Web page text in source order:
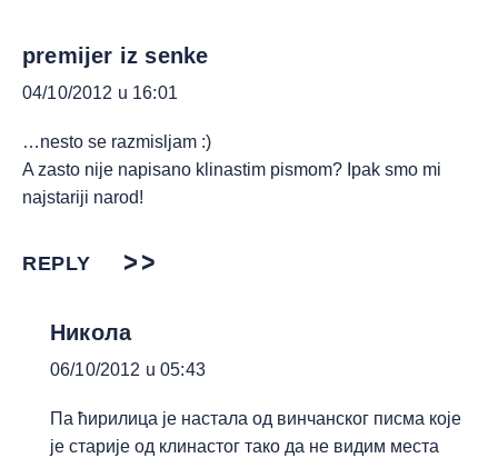
premijer iz senke
04/10/2012 u 16:01
…nesto se razmisljam :)
A zasto nije napisano klinastim pismom? Ipak smo mi
najstariji narod!
REPLY
Никола
06/10/2012 u 05:43
Па ћирилица је настала од винчанског писма које
је старије од клинастог тако да не видим места